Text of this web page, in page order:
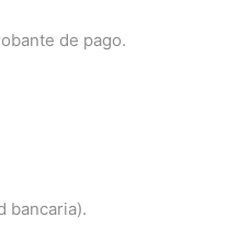
de pago.
bancaria).